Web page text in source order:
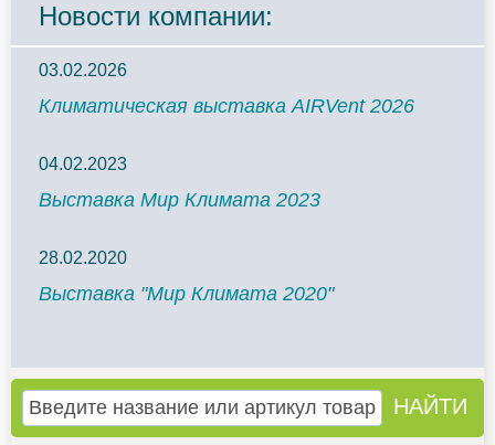
Новости компании:
03.02.2026
Климатическая выставка AIRVent 2026
04.02.2023
Выставка Мир Климата 2023
28.02.2020
Выставка "Мир Климата 2020"